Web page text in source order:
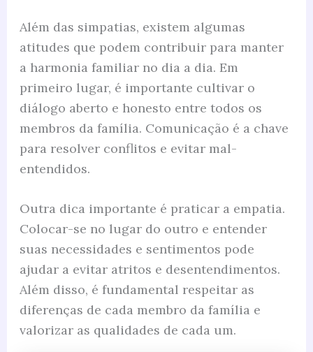
Além das simpatias, existem algumas
atitudes que podem contribuir para manter
a harmonia familiar no dia a dia. Em
primeiro lugar, é importante cultivar o
diálogo aberto e honesto entre todos os
membros da família. Comunicação é a chave
para resolver conflitos e evitar mal-
entendidos.
Outra dica importante é praticar a empatia.
Colocar-se no lugar do outro e entender
suas necessidades e sentimentos pode
ajudar a evitar atritos e desentendimentos.
Além disso, é fundamental respeitar as
diferenças de cada membro da família e
valorizar as qualidades de cada um.